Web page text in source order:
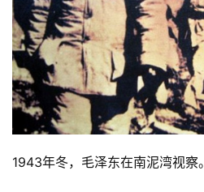
1943年冬，毛泽东在南泥湾视察。